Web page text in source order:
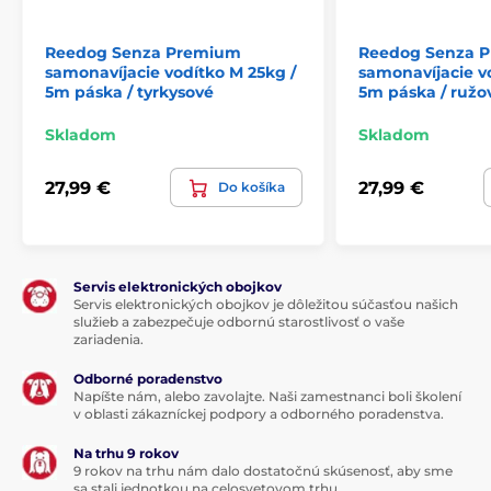
Samonavíjacie vodítko Reedog má
spoľahlivé ovládanie na každom kroku!
Je jedno, kam sa s chlpáčom vydáte, vodítko Reedog
Reedog Senza Premium
samonavíjacie vodítko M 25kg /
5m páska / tyrkysové
Skladom
27,99 € Do košíka
Reedog Senza
samonavíjacie
5m páska /
Skladom
27,99 €
Servis elektronických obojkov
Servis elektronických obojkov je dôležitou súčasťou našich
služieb a zabezpečuje odbornú starostlivosť o vaše
zariadenia.
Odborné poradenstvo
Napíšte nám, alebo zavolajte. Naši zamestnanci boli školení
v oblasti zákazníckej podpory a odborného poradenstva.
Na trhu 9 rokov
9 rokov na trhu nám dalo dostatočnú skúsenosť, aby sme